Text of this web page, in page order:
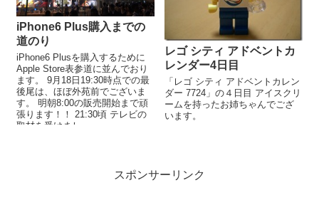
iPhone6 Plus購入までの
道のり
iPhone6 Plusを購入するために
Apple Store表参道に並んでおり
ます。 9月18日19:30時点での最
後尾は、ほぼ外苑前でございま
す。 明朝8:00の販売開始まで頑
張ります！！ 21:30頃 テレビの
取材を受けまし...
レゴ シティ アドベントカ
レンダー4日目
「レゴ シティ アドベントカレン
ダー 7724」の４日目 アイスクリ
ームを持ったお姉ちゃんでござ
います。
スポンサーリンク